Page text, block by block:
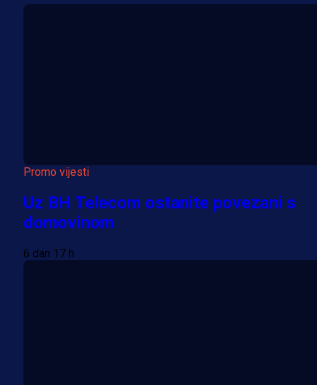
Promo vijesti
Uz BH Telecom ostanite povezani s
domovinom
6 dan 17 h